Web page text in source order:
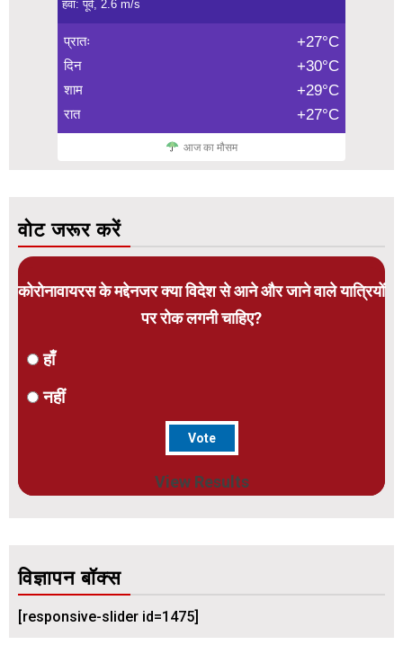
हवा: पूर्व, 2.6 m/s
प्रातः +27°C
दिन +30°C
शाम +29°C
रात +27°C
आज का मौसम
वोट जरूर करें
कोरोनावायरस के मद्देनजर क्या विदेश से आने और जाने वाले यात्रियों
पर रोक लगनी चाहिए?
हाँ
नहीं
View Results
विज्ञापन बॉक्स
[responsive-slider id=1475]